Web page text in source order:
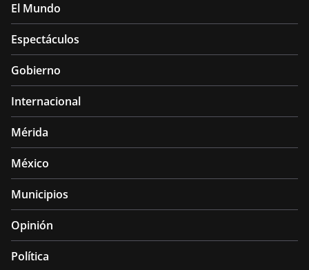
El Mundo
Espectáculos
Gobierno
Internacional
Mérida
México
Municipios
Opinión
Política